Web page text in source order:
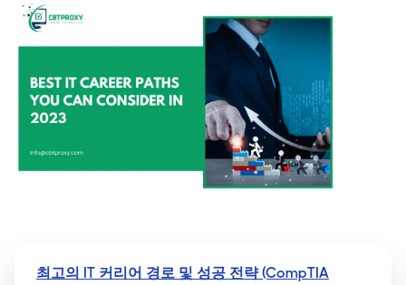
최고의 IT 커리어 경로 및 성공 전략 (CompTIA